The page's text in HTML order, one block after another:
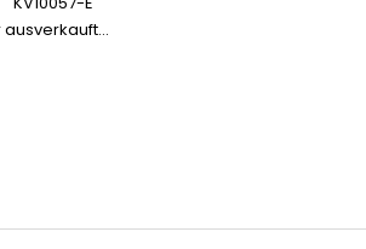
ausverkauft…